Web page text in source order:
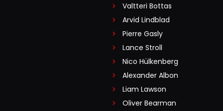
Valtteri Bottas
Arvid Lindblad
Pierre Gasly
Lance Stroll
Nico Hülkenberg
Alexander Albon
Liam Lawson
Oliver Bearman